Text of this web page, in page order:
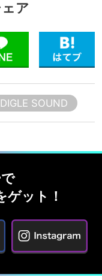
ア
DIGLE SOUND
ゲット！